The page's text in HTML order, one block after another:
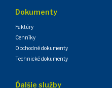
Dokumenty
Faktúry
Cenníky
Obchodné dokumenty
Technické dokumenty
Ďalšie služby